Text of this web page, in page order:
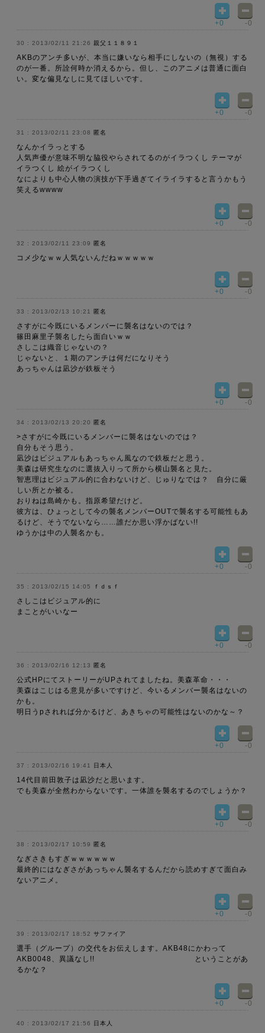
+0 -0
2013/02/11 21:26 親父１１８９１
AKBのアンチ多いが、本当に嫌いなら相手にしないの（無視）する
のが一番。所詮何時か消えるから。但し、このアニメは普通に面白
い。変な偏見なしに見てほしいです。
+0 -0
2013/02/11 23:08 匿名
なんかイラっとする
人気声優が意味不明な脇役やらされてるのがイラつくし テーマが
イラつくし 絵がイラつくし
なによりも中心人物の演技が下手過ぎてイライラすると言うかもう
笑えるwwww
+0 -0
2013/02/11 23:09 匿名
コメ少なｗｗ人気ないんだねｗｗｗｗｗ
+0 -0
2013/02/13 10:21 匿名
さすがに今既にいるメンバーに襲名はないのでは？
篠田麻里子襲名したら面白いｗｗ
さしこは織音じゃないの？
じゃないと、１期のアンチは何だになりそう
あっちゃんは凪沙が鉄板そう
+0 -0
2013/02/13 20:20 匿名
>さすがに今既にいるメンバーに襲名はないのでは？
自分もそう思う。
凪沙はビジュアルもあっちゃん風なので鉄板だと思う。
美森は研究生なのに選抜入りって所から横山襲名と見た。
智恵理はビジュアル的に合わないけど、じゅりなでは？ 自分に厳
しい所とか被る。
おりねは島崎かも。指原希望だけど。
彼方は、ひょっとして今の襲名メンバーOUTで襲名する可能性もあ
るけど、そうでないなら……誰だか思い浮かばない!!
ゆうかは中の人襲名かも。
+0 -0
2013/02/15 14:05 ｆｄｓｆ
さしこはビジュアル的に
まことがいいなー
+0 -0
2013/02/16 12:13 匿名
公式HPにてストーリーがUPされてましたね。美森革命・・・
美森はこじはる意見が多いですけど、今いるメンバー襲名はないの
かも。
明日うpされれば分かるけど、あきちゃの可能性はないのかな～？
+0 -0
2013/02/16 19:41 日本人
14代目前田敦子は凪沙だと思います。
でも美森が全然わからないです。一体誰を襲名するのでしょうか？
+0 -0
2013/02/17 10:59 匿名
なぎさきもすぎｗｗｗｗｗｗ
最終的にはなぎさがあっちゃん襲名するんだから読めすぎて面白み
ないアニメ。
+0 -0
2013/02/17 18:52 サファイア
選手（グループ）の交代をお伝えします。AKB48にかわって
AKB0048、異議なし!! ということがあ
るかな？
+0 -0
2013/02/17 21:56 日本人